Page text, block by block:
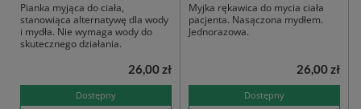
Pianka myjąca do ciała,
stanowiąca alternatywę dla wody
i mydła. Nie wymaga wody do
skutecznego działania.
Dostępny
26,00 zł
Myjka rękawica do mycia ciała
pacjenta. Nasączona mydłem.
Jednorazowa.
Dostępny
26,00 zł